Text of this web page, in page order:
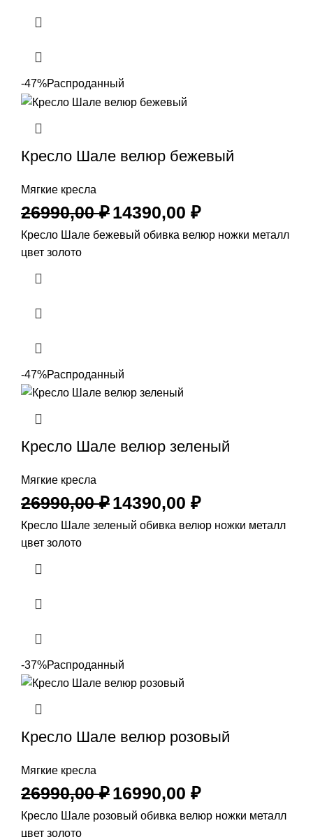
-47%Распроданный
Кресло Шале велюр бежевый
Мягкие кресла
26990,00₽14390,00 ₽
Кресло Шале бежевый обивка велюр ножки металл
цвет золото
-47%Распроданный
Кресло Шале велюр зеленый
Мягкие кресла
26990,00₽14390,00 ₽
Кресло Шале зеленый обивка велюр ножки металл
цвет золото
-37%Распроданный
Кресло Шале велюр розовый
Мягкие кресла
26990,00₽16990,00 ₽
Кресло Шале розовый обивка велюр ножки металл
цвет золото